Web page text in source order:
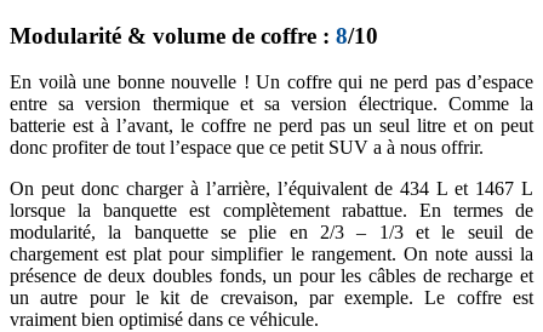
Modularité & volume de coffre : 8/10
En voilà une bonne nouvelle ! Un coffre qui ne perd pas d’espace
entre sa version thermique et sa version électrique. Comme la
batterie est à l’avant, le coffre ne perd pas un seul litre et on peut
donc profiter de tout l’espace que ce petit SUV a à nous offrir.
On peut donc charger à l’arrière, l’équivalent de 434 L et 1467 L
lorsque la banquette est complètement rabattue. En termes de
modularité, la banquette se plie en 2/3 – 1/3 et le seuil de
chargement est plat pour simplifier le rangement. On note aussi la
présence de deux doubles fonds, un pour les câbles de recharge et
un autre pour le kit de crevaison, par exemple. Le coffre est
vraiment bien optimisé dans ce véhicule.